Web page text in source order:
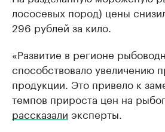
лососевых пород) цены
296 рублей за кило.
«Развитие в регионе
способствовало увеличению
продукции. Это привело к
темпов прироста цен на
рассказали эксперты.